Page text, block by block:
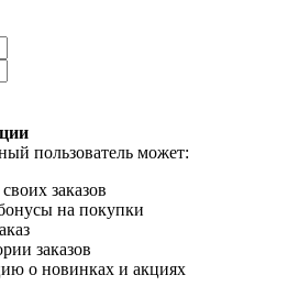
пользователь может:
заказов
на покупки
заказов
о новинках и акциях